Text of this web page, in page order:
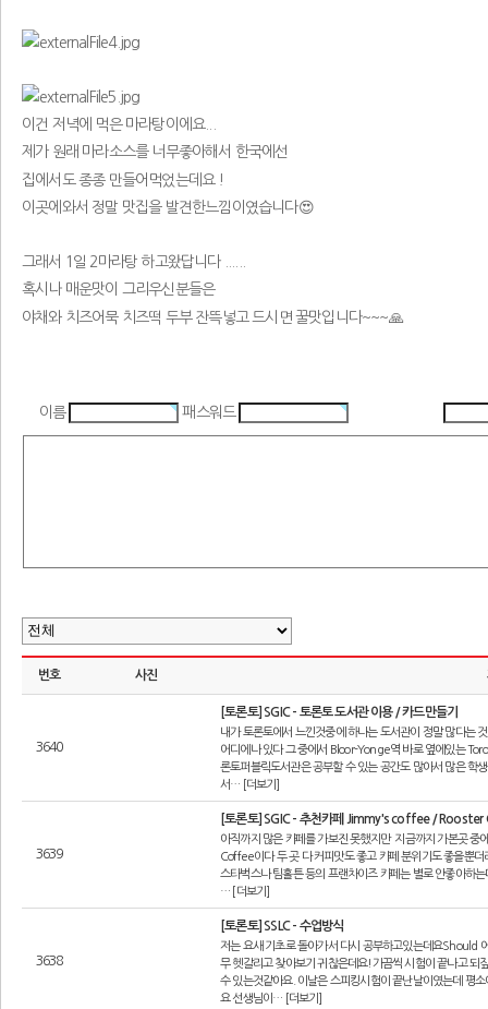
이건 저녁에 먹은 마라탕이에요...
제가 원래 마라소스를 너무좋아해서 한국에선
집에서도 종종 만들어먹었는데요 !
이곳에와서 정말 맛집을 발견한느낌이였습니다😍
그래서 1일 2마라탕 하고왔답니다 ......
혹시나 매운맛이 그리우신분들은
야채와 치즈어묵 치즈떡 두부 잔뜩넣고 드시면 꿀맛입니다~~~🙏
이름 패스워드
번호 사진
3640
[토론토] SGIC - 토론토 도서관 이용 / 카드만들기
내가 토론토에서 느낀것중에 하나는 도서관이 정말 많다는
어디에나 있다 그 중에서 Bloor-Yonge역 바로 옆에있는
론토퍼블릭도서관은 공부할 수 있는 공간도 많아서 많은 학
서… [더보기]
3639
[토론토] SGIC - 추천카페 Jimmy's coffee /
아직까지 많은 카페를 가보진 못했지만 지금까지 가본곳
Coffee이다 두 곳 다 커피맛도 좋고 카페 분위기도 좋을뿐
스타벅스나 팀홀튼 등의 프랜차이즈 카페는 별로 안좋아하
… [더보기]
3638
[토론토] SSLC - 수업방식
저는 요새 기초로 돌아가서 다시 공부하고있는데요Should
무 헷갈리고 찾아보기 귀찮은데요!가끔씩 시험이 끝나고 되
수 있는것같아요. 이날은 스피킹시험이 끝난날이였는데 평
요 선생님이… [더보기]